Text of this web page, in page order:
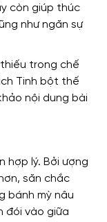
còn giúp thúc
như ngăn sự
hợp lý. Bởi ượng
săn chắc
bánh mỳ nâu
đói vào giữa